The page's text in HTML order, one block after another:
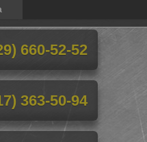
660-52-52
363-50-94